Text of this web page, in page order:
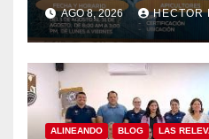
ganaderos y
AGO 8, 2026 HECTOR
ALINEANDO BLOG LAS